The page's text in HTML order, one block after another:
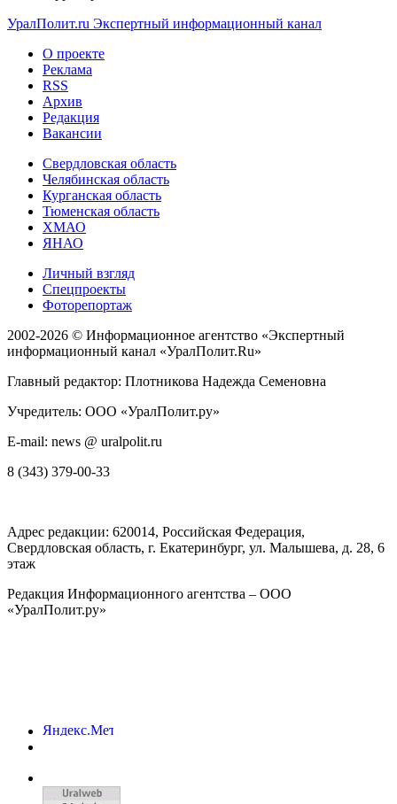
УралПолит.ru Экспертный информационный канал
О проекте
Реклама
RSS
Архив
Редакция
Вакансии
Свердловская область
Челябинская область
Курганская область
Тюменская область
ХМАО
ЯНАО
Личный взгляд
Спецпроекты
Фоторепортаж
2002-2026 © Информационное агентство «Экспертный
информационный канал «УралПолит.Ru»
Главный редактор: Плотникова Надежда Семеновна
Учредитель: ООО «УралПолит.ру»
E-mail: news @ uralpolit.ru
8 (343) 379-00-33
Адрес редакции: 620014, Российская Федерация,
Свердловская область, г. Екатеринбург, ул. Малышева, д. 28, 6
этаж
Редакция Информационного агентства – ООО
«УралПолит.ру»